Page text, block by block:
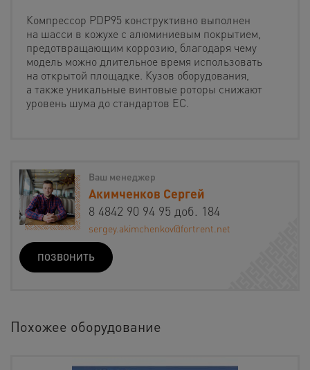
Компрессор PDP95 конструктивно выполнен
на шасси в кожухе с алюминиевым покрытием,
предотвращающим коррозию, благодаря чему
модель можно длительное время использовать
на открытой площадке. Кузов оборудования,
а также уникальные винтовые роторы снижают
уровень шума до стандартов ЕС.
Ваш менеджер
Акимченков Сергей
8 4842 90 94 95 доб. 184
sergey.akimchenkov@fortrent.net
ПОЗВОНИТЬ
Похожее оборудование